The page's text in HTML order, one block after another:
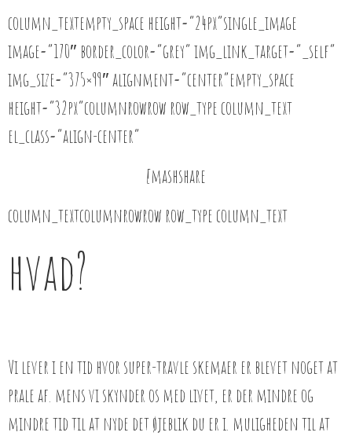
column_textempty_space height=”24px”single_image
image=”170″ border_color=”grey” img_link_target=”_self”
img_size=”375×99″ alignment=”center”empty_space
height=”32px”columnrowrow row_type column_text
el_class=”align-center”
[mashshare
column_textcolumnrowrow row_type column_text
hvad?
Vi lever i en tid hvor super-travle skemaer er blevet noget at
prale af. mens vi skynder os med livet, er der mindre og
mindre tid til at nyde det øjeblik du er i. muligheden til at